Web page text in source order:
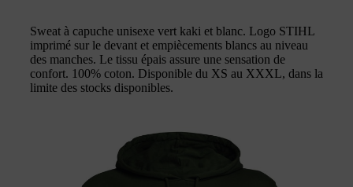
Sweat à capuche unisexe vert kaki et blanc. Logo STIHL
imprimé sur le devant et empiècements blancs au niveau
des manches. Le tissu épais assure une sensation de
confort. 100% coton. Disponible du XS au XXXL, dans la
limite des stocks disponibles.